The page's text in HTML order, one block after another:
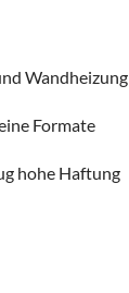
Wandheizung
Formate
hohe Haftung